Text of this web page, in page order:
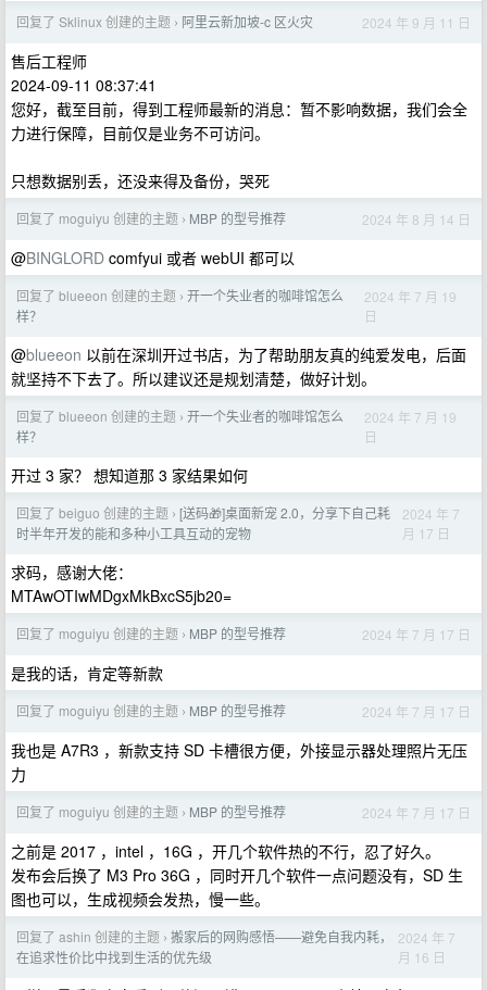
回复了 Sklinux 创建的主题 › 阿里云新加坡-c 区火灾 2024 年 9 月 11 日
售后工程师
2024-09-11 08:37:41
您好，截至目前，得到工程师最新的消息：暂不影响数据，我们会全
力进行保障，目前仅是业务不可访问。
只想数据别丢，还没来得及备份，哭死
回复了 moguiyu 创建的主题 › MBP 的型号推荐 2024 年 8 月 14 日
@BINGLORD comfyui 或者 webUI 都可以
回复了 blueeon 创建的主题 › 开一个失业者的咖啡馆怎么
样？
2024 年 7 月 19
日
@blueeon 以前在深圳开过书店，为了帮助朋友真的纯爱发电，后面
就坚持不下去了。所以建议还是规划清楚，做好计划。
回复了 blueeon 创建的主题 › 开一个失业者的咖啡馆怎么
样？
2024 年 7 月 19
日
开过 3 家？ 想知道那 3 家结果如何
回复了 beiguo 创建的主题 › [送码🎁]桌面新宠 2.0，分享下自己耗
时半年开发的能和多种小工具互动的宠物
2024 年 7
月 17 日
求码，感谢大佬：
MTAwOTIwMDgxMkBxcS5jb20=
回复了 moguiyu 创建的主题 › MBP 的型号推荐 2024 年 7 月 17 日
是我的话，肯定等新款
回复了 moguiyu 创建的主题 › MBP 的型号推荐 2024 年 7 月 17 日
我也是 A7R3 ，新款支持 SD 卡槽很方便，外接显示器处理照片无压
力
回复了 moguiyu 创建的主题 › MBP 的型号推荐 2024 年 7 月 17 日
之前是 2017 ，intel ，16G ，开几个软件热的不行，忍了好久。
发布会后换了 M3 Pro 36G ，同时开几个软件一点问题没有，SD 生
图也可以，生成视频会发热，慢一些。
回复了 ashin 创建的主题 › 搬家后的网购感悟——避免自我内耗，
在追求性价比中找到生活的优先级
2024 年 7
月 16 日